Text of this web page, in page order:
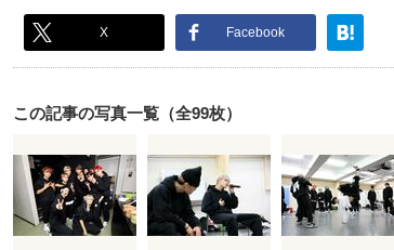
X Facebook
この記事の写真一覧（全99枚）